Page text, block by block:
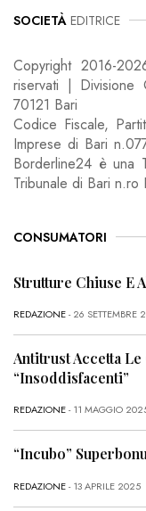
SOCIETÀ EDITRICE
Copyright 2016-
riservati | Divisione
70121 Bari
Codice Fiscale,
Imprese di Bari
Borderline24 è una
Tribunale di Bari
CONSUMATORI
Strutture Chiuse E
REDAZIONE- 26 SETTEMBRE
Antitrust Accetta
“Insoddisfacenti”
REDAZIONE- 11 MAGGIO
“Incubo”
REDAZIONE- 13 APRILE 2025